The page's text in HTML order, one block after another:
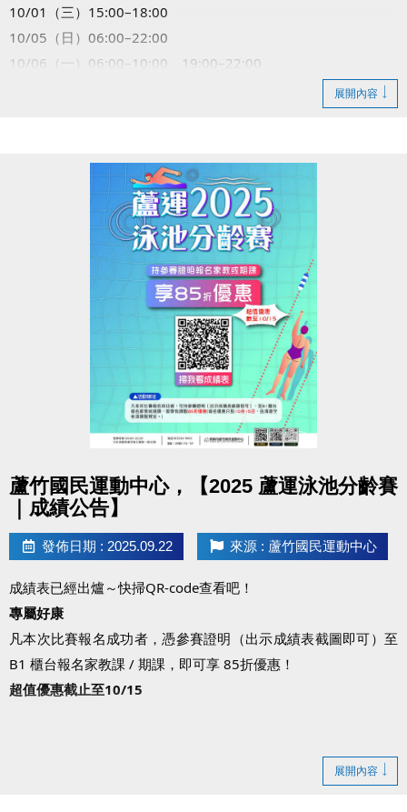
10/01（三）15:00–18:00
10/05（日）06:00–22:00
10/06（一）06:00–10:00、19:00–22:00
展開內容
蘆竹國民運動中心，【2025 蘆運泳池分齡賽
｜成績公告】
發佈日期 : 2025.09.22 來源 : 蘆竹國民運動中心
成績表已經出爐～快掃QR-code查看吧！
專屬好康
凡本次比賽報名成功者，憑參賽證明（出示成績表截圖即可）至
B1 櫃台報名家教課 / 期課，即可享 85折優惠！
超值優惠截止至10/15
展開內容